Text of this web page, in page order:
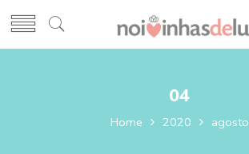
04
Home 2020 agosto